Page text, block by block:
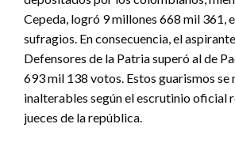
Cepeda, logró 9 millones 668 mil 361,
sufragios. En consecuencia, el
Defensores de la Patria superó al de
693 mil 138 votos. Estos guarismos se
inalterables según el escrutinio oficial
jueces de la república.